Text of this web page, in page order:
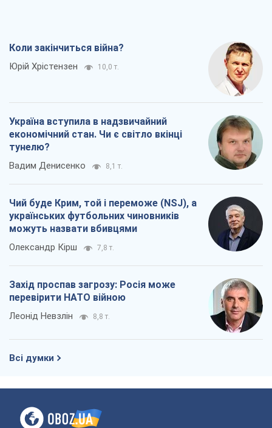
Коли закінчиться війна?
Юрій Хрістензен 10,0 т.
Україна вступила в надзвичайний
економічний стан. Чи є світло вкінці
тунелю?
Вадим Денисенко 8,1 т.
Чий буде Крим, той і переможе (NSJ), а
українських футбольних чиновників
можуть назвати вбивцями
Олександр Кірш 7,8 т.
Захід проспав загрозу: Росія може
перевірити НАТО війною
Леонід Невзлін 8,8 т.
Всі думки